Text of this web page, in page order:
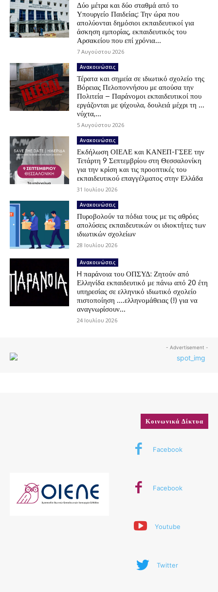
Δύο μέτρα και δύο σταθμά από το
Υπουργείο Παιδείας: Την ώρα που
απολύονται δημόσιοι εκπαιδευτικοί για
άσκηση εμπορίας, εκπαιδευτικός του
Αρσακείου που επί χρόνια...
7 Αυγούστου 2026
Ανακοινώσεις
Τέρατα και σημεία σε ιδιωτικό σχολείο της
Βόρειας Πελοποννήσου με απούσα την
Πολιτεία – Παράνομοι εκπαιδευτικοί που
εργάζονται με ψίχουλα, δουλειά μέχρι τη …
νύχτα,...
5 Αυγούστου 2026
Ανακοινώσεις
Εκδήλωση ΟΙΕΛΕ και ΚΑΝΕΠ-ΓΣΕΕ την
Τετάρτη 9 Σεπτεμβρίου στη Θεσσαλονίκη
για την κρίση και τις προοπτικές του
εκπαιδευτικού επαγγέλματος στην Ελλάδα
31 Ιουλίου 2026
Ανακοινώσεις
Πυροβολούν τα πόδια τους με τις αθρόες
απολύσεις εκπαιδευτικών οι ιδιοκτήτες των
ιδιωτικών σχολείων
28 Ιουλίου 2026
Ανακοινώσεις
H παράνοια του ΟΠΣΥΔ: Ζητούν από
Ελληνίδα εκπαιδευτικό με πάνω από 20 έτη
υπηρεσίας σε ελληνικό ιδιωτικό σχολείο
πιστοποίηση ….ελληνομάθειας (!) για να
αναγνωρίσουν...
24 Ιουλίου 2026
- Advertisement -
Κοινωνικά Δίκτυα
Facebook
Facebook
Youtube
Twitter